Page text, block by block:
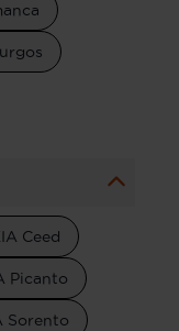
Ceed
Picanto
Sorento